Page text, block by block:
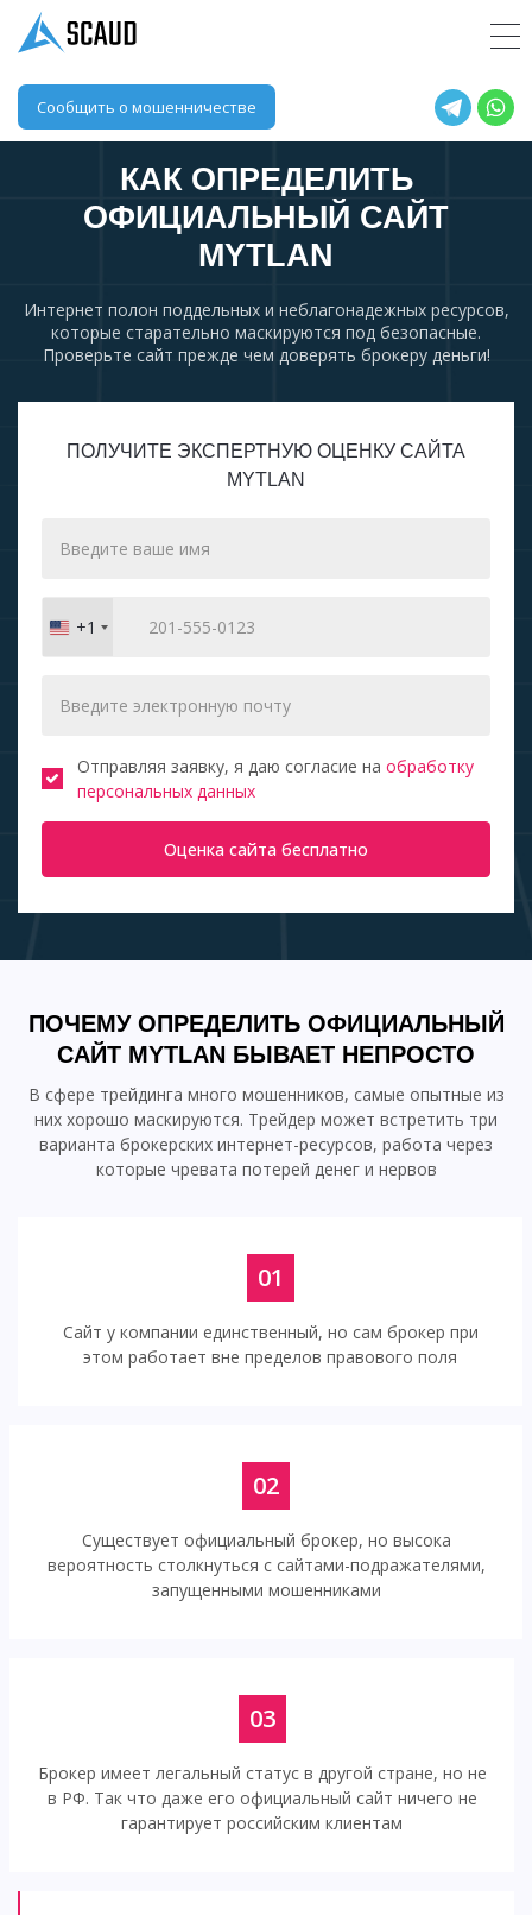
Сообщить о мошенничестве
КАК ОПРЕДЕЛИТЬ
ОФИЦИАЛЬНЫЙ САЙТ
MYTLAN
Интернет полон поддельных и неблагонадежных ресурсов,
которые старательно маскируются под безопасные.
Проверьте сайт прежде чем доверять брокеру деньги!
ПОЛУЧИТЕ ЭКСПЕРТНУЮ ОЦЕНКУ САЙТА
MYTLAN
United
States
+1
Отправляя заявку, я даю согласие на обработку
персональных данных
Оценка сайта бесплатно
ПОЧЕМУ ОПРЕДЕЛИТЬ ОФИЦИАЛЬНЫЙ
САЙТ MYTLAN БЫВАЕТ НЕПРОСТО
В сфере трейдинга много мошенников, самые опытные из
них хорошо маскируются. Трейдер может встретить три
варианта брокерских интернет-ресурсов, работа через
которые чревата потерей денег и нервов
01
Сайт у компании единственный, но сам брокер при
этом работает вне пределов правового поля
02
Существует официальный брокер, но высока
вероятность столкнуться с сайтами-подражателями,
запущенными мошенниками
03
Брокер имеет легальный статус в другой стране, но не
в РФ. Так что даже его официальный сайт ничего не
гарантирует российским клиентам